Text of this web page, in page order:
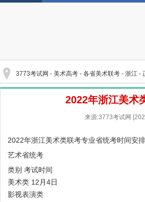
3773考试网 - 美术高考 - 各省美术联考 - 浙江 -
2022年浙江美术
来源:3773考试网
2022年浙江美术类联考专业省统考时间安
艺术省统考
类别 考试时间
美术类 12月4日
影视表演类